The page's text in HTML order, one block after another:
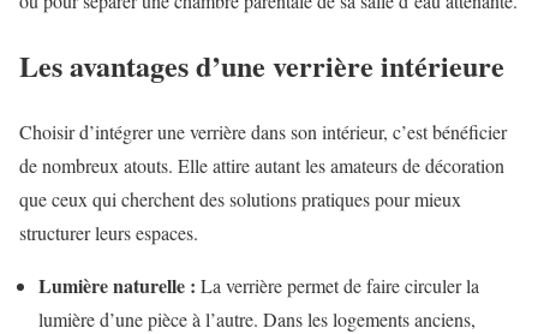
Les avantages d’une verrière intérieure
Choisir d’intégrer une verrière dans son intérieur, c’est bénéficier
de nombreux atouts. Elle attire autant les amateurs de décoration
que ceux qui cherchent des solutions pratiques pour mieux
structurer leurs espaces.
Lumière naturelle : La verrière permet de faire circuler la
lumière d’une pièce à l’autre. Dans les logements anciens,